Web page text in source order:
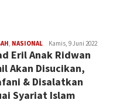
, NASIONALEdi
Gustien
Kamis, 9 Juni 2022
Eril Anak Ridwan
Akan Disucikan,
& Disalatkan
Syariat Islam